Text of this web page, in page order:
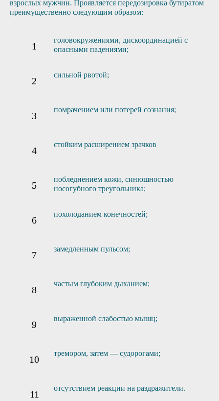
взрослых мужчин. Проявляется передозировка бутиратом
преимущественно следующим образом:
головокружениями, дискоординацией с
опасными падениями;
сильной рвотой;
помрачением или потерей сознания;
стойким расширением зрачков
побледнением кожи, синюшностью
носогубного треугольника;
похолоданием конечностей;
замедленным пульсом;
частым глубоким дыханием;
выраженной слабостью мышц;
тремором, затем — судорогами;
отсутствием реакции на раздражители.